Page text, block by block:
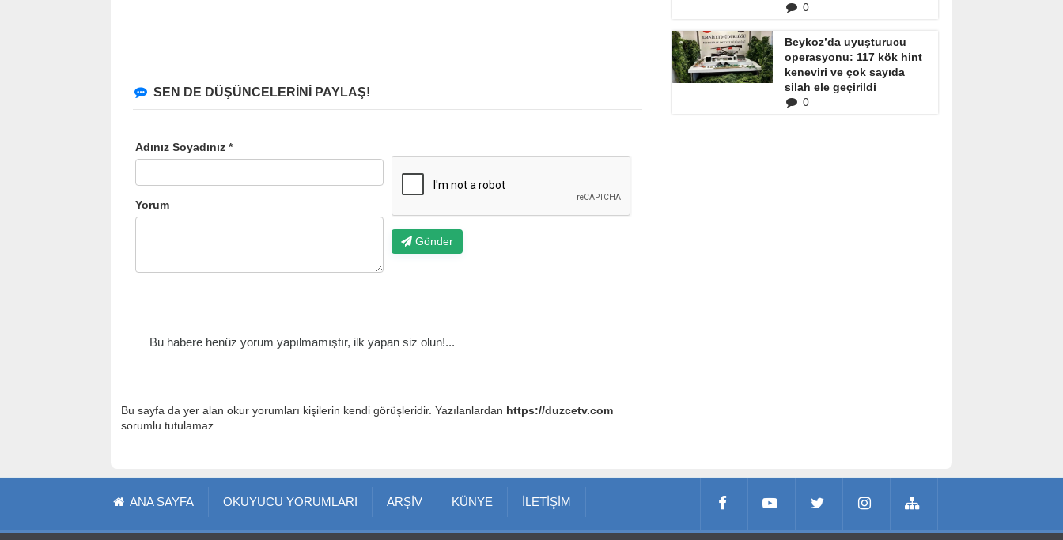
SEN DE DÜŞÜNCELERİNİ PAYLAŞ!
Adınız Soyadınız *
Yorum
Gönder
Bu habere henüz yorum yapılmamıştır, ilk yapan siz olun!...
Bu sayfa da yer alan okur yorumları kişilerin kendi görüşleridir. Yazılanlardan https://duzcetv.com
sorumlu tutulamaz.
0
Beykoz’da uyuşturucu
operasyonu: 117 kök hint
keneviri ve çok sayıda
silah ele geçirildi
0
ANA SAYFA OKUYUCU YORUMLARI ARŞİV KÜNYE İLETİŞİM